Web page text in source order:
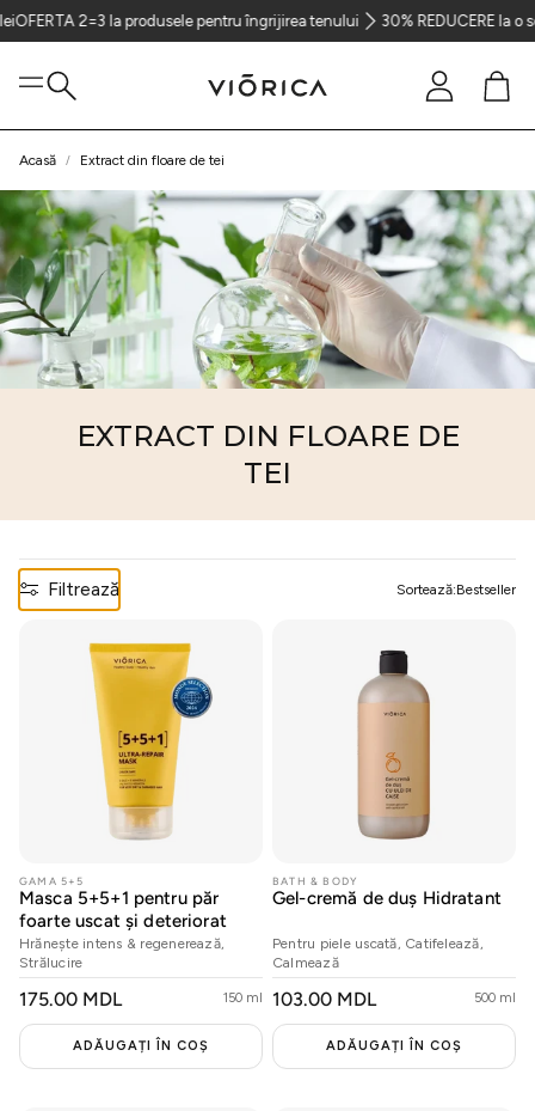
2=3 la produsele pentru îngrijirea tenului 30% REDUCERE la o
Caută
Cont Coș
Ten
Păr
21 Collagen
Cosmeplant
Pentru bărbați
Protecție solară
Rutine
Situationship
Acasă Extract din floare de tei
EXTRACT DIN FLOARE DE
TEI
Filtrează Sortează:Bestseller
GAMA 5+5
Masca 5+5+1 pentru păr
foarte uscat și deteriorat
Hrănește intens & regenerează,
Strălucire
PREȚ
175.00 MDL 150 ml
ADĂUGAȚI ÎN COȘ
BATH & BODY
Gel-cremă de duș Hidratant
Pentru piele uscată, Catifelează,
Calmează
PREȚ
103.00 MDL 500 ml
ADĂUGAȚI ÎN COȘ